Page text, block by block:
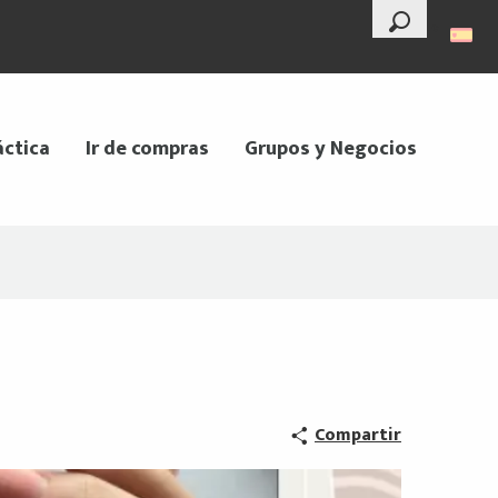
--°
Buscar
Ir de compras Grupos y Negocios
Compartir